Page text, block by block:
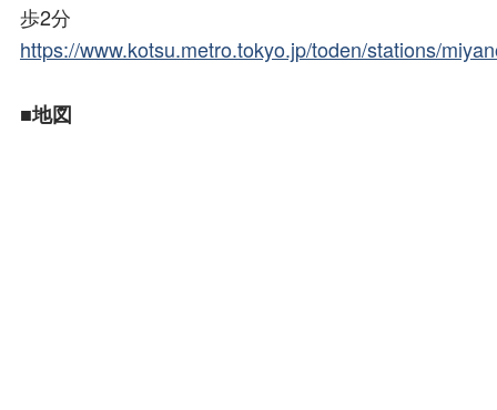
歩2分
https://www.kotsu.metro.tokyo.jp/toden/stations/
■地図